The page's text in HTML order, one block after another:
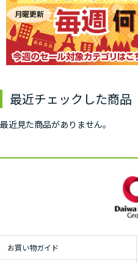
最近チェックした商品
最近見た商品がありません。
お買い物ガイド